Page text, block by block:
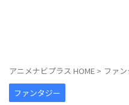
アニメナビプラス HOME > ファ
ファンタジー